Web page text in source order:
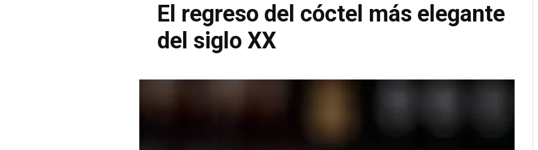
El regreso del cóctel más elegante
del siglo XX